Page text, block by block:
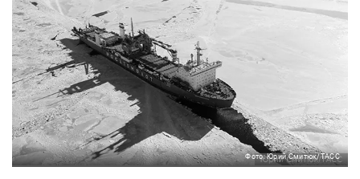
Фото: Юрий Смитюк/ТАСС